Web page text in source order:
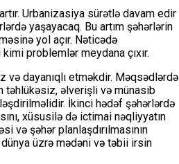
Urbanizasiya sürətlə davam edir
yaşayacaq. Bu artım şəhərlərin
yol açır. Nəticədə
problemlər meydana çıxır.
dayanıqlı etməkdir. Məqsədlərdə
təhlükəsiz, əlverişli və münasib
İkinci hədəf şəhərlərdə
xüsusilə də ictimai nəqliyyatın
və şəhər planlaşdırılmasının
üzrə mədəni və təbii irsin